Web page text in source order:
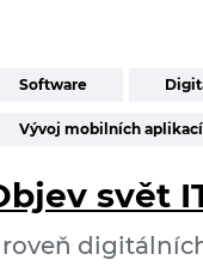
Software
Vývoj mobilních aplikací
svět